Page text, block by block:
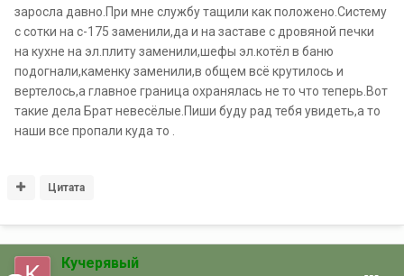
заросла давно.При мне службу тащили как положено.Систему
с сотки на с-175 заменили,да и на заставе с дровяной печки
на кухне на эл.плиту заменили,шефы эл.котёл в баню
подогнали,каменку заменили,в общем всё крутилось и
вертелось,а главное граница охранялась не то что теперь.Вот
такие дела Брат невесёлые.Пиши буду рад тебя увидеть,а то
наши все пропали куда то .
Цитата
Кучерявый